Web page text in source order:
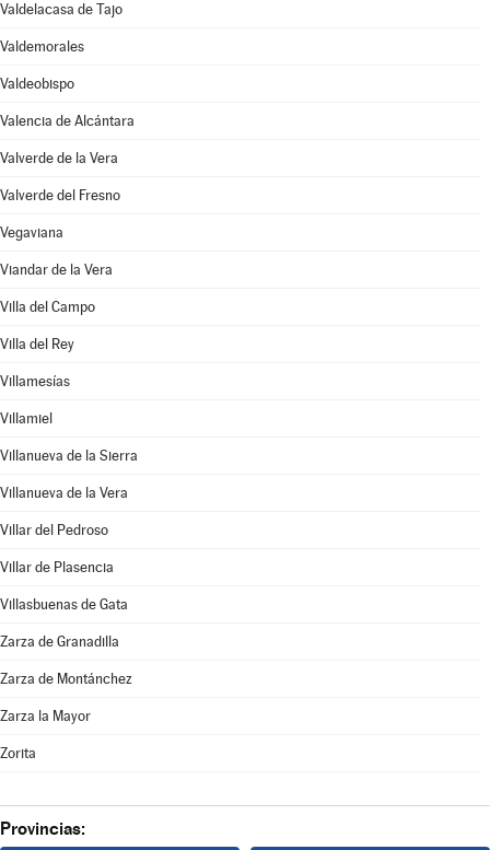
Valdelacasa de Tajo
Valdemorales
Valdeobispo
Valencia de Alcántara
Valverde de la Vera
Valverde del Fresno
Vegaviana
Viandar de la Vera
Villa del Campo
Villa del Rey
Villamesías
Villamiel
Villanueva de la Sierra
Villanueva de la Vera
Villar del Pedroso
Villar de Plasencia
Villasbuenas de Gata
Zarza de Granadilla
Zarza de Montánchez
Zarza la Mayor
Zorita
Provincias: